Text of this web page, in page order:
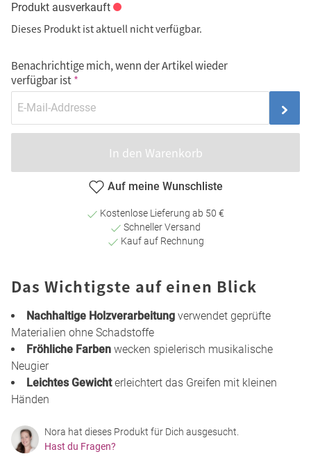
Produkt ausverkauft
Dieses Produkt ist aktuell nicht verfügbar.
Benachrichtige mich, wenn der Artikel wieder
verfügbar ist
In den Warenkorb
Auf meine Wunschliste
Kostenlose Lieferung ab 50 €
Schneller Versand
Kauf auf Rechnung
Das Wichtigste auf einen Blick
Nachhaltige Holzverarbeitung verwendet geprüfte
Materialien ohne Schadstoffe
Fröhliche Farben wecken spielerisch musikalische
Neugier
Leichtes Gewichterleichtert das Greifen mit kleinen
Händen
Nora hat dieses Produkt für Dich ausgesucht.
Hast du Fragen?